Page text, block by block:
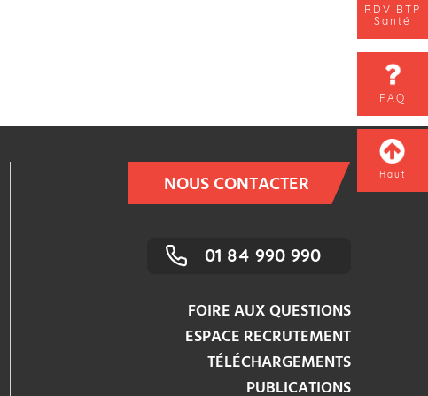
RDV BTP
Santé
FAQ
Haut
NOUS CONTACTER
01 84 990 990
FOIRE AUX QUESTIONS
ESPACE RECRUTEMENT
TÉLÉCHARGEMENTS
PUBLICATIONS